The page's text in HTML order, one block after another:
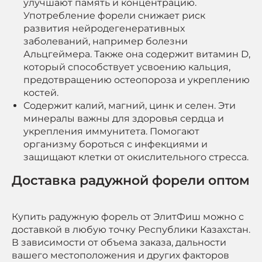
улучшают память и концентрацию.
Употребление форели снижает риск
развития нейродегенеративных
заболеваний, например болезни
Альцгеймера. Также она содержит витамин D,
который способствует усвоению кальция,
предотвращению остеопороза и укреплению
костей.
Содержит калий, магний, цинк и селен. Эти
минералы важны для здоровья сердца и
укрепления иммунитета. Помогают
организму бороться с инфекциями и
защищают клетки от окислительного стресса.
Доставка радужной форели оптом
Купить радужную форель от ЭлитФиш можно с
доставкой в любую точку Республики Казахстан.
В зависимости от объема заказа, дальности
вашего местоположения и других факторов